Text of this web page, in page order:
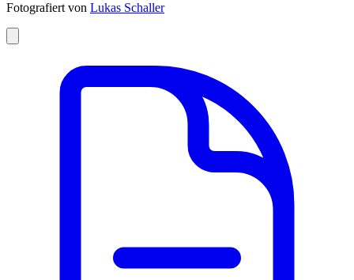
Fotografiert von Lukas Schaller